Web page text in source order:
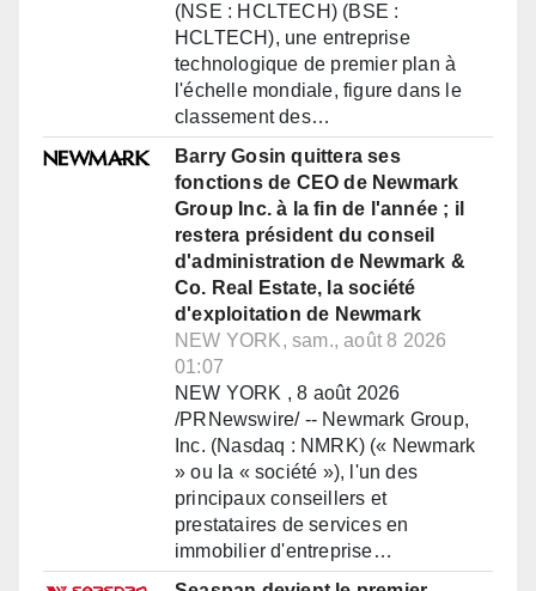
(NSE : HCLTECH) (BSE :
HCLTECH), une entreprise
technologique de premier plan à
l'échelle mondiale, figure dans le
classement des…
Barry Gosin quittera ses
fonctions de CEO de Newmark
Group Inc. à la fin de l'année ; il
restera président du conseil
d'administration de Newmark &
Co. Real Estate, la société
d'exploitation de Newmark
NEW YORK, sam., août 8 2026
01:07
NEW YORK , 8 août 2026
/PRNewswire/ -- Newmark Group,
Inc. (Nasdaq : NMRK) (« Newmark
» ou la « société »), l'un des
principaux conseillers et
prestataires de services en
immobilier d'entreprise…